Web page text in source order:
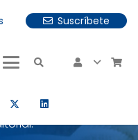
Suscríbete
puedes utilizar las
y
de noticias